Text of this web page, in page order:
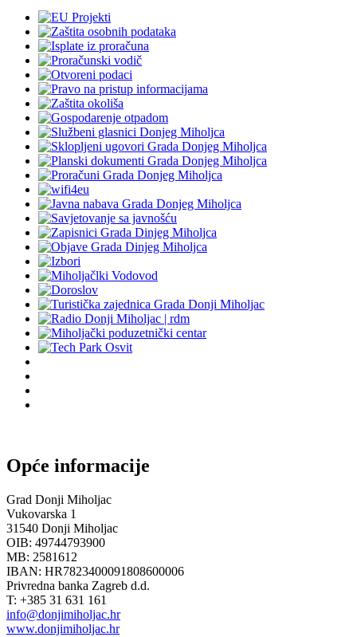
Opće informacije
Grad Donji Miholjac
Vukovarska 1
31540 Donji Miholjac
OIB: 49744793900
MB: 2581612
IBAN: HR7823400091808600006
Privredna banka Zagreb d.d.
T: +385 31 631 161
info@donjimiholjac.hr
www.donjimiholjac.hr